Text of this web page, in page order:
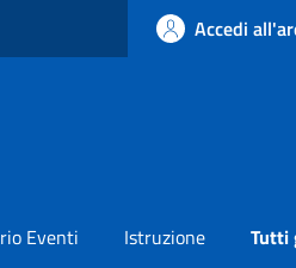
Accedi
Eventi Istruzione Tutti